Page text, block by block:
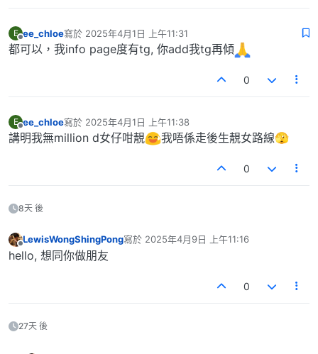
E
離線
ee_chloe寫於 2025年4月1日 上午11:31
最後由 編輯
都可以，我info page度有tg, 你add我tg再傾
0
E
離線
ee_chloe寫於 2025年4月1日 上午11:38
最後由 編輯
講明我無million d女仔咁靚 我唔係走後生靚女路線🫣
0
8天 後
離線
LewisWongShingPong寫於 2025年4月9日 上午11:16
最後由 編輯
hello, 想同你做朋友
0
27天 後